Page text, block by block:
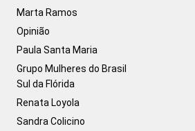
Marta Ramos
Opinião
Paula Santa Maria
Grupo Mulheres do Brasil
Sul da Flórida
Renata Loyola
Sandra Colicino